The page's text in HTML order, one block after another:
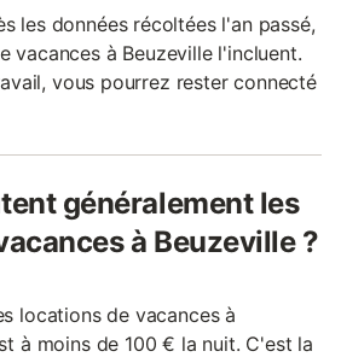
les données récoltées l'an passé,
vacances à Beuzeville l'incluent.
vous pourrez rester connecté
généralement les
à Beuzeville ?
locations de vacances à
à moins de 100 € la nuit. C'est la